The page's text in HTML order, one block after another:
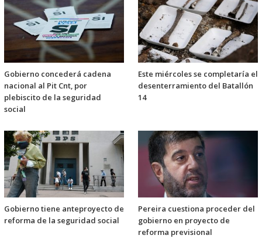
Gobierno concederá cadena
nacional al Pit Cnt, por
plebiscito de la seguridad
social
Este miércoles se completaría el
desenterramiento del Batallón
14
Gobierno tiene anteproyecto de
reforma de la seguridad social
Pereira cuestiona proceder del
gobierno en proyecto de
reforma previsional